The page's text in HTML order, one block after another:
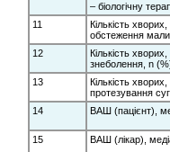
– біологічну
11
Кількість
обстеження мали
12
Кількість
знеболення, n
13
Кількість
протезування
14
ВАШ (пацієнт),
15 ВАШ (лікар),